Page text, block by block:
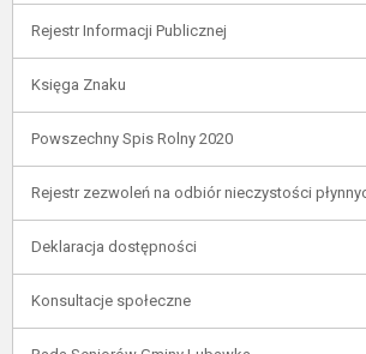
Rejestr Informacji Publicznej
Księga Znaku
Powszechny Spis Rolny 2020
Rejestr zezwoleń na odbiór nieczystości
Deklaracja dostępności
Konsultacje społeczne